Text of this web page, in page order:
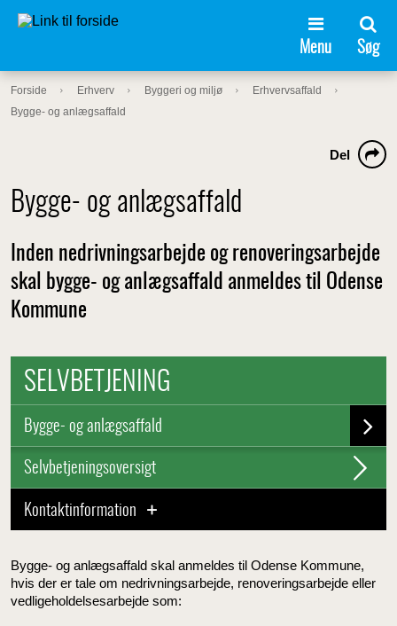
Menu Søg
Forside Erhverv Byggeri og miljø
Erhvervsaffald
Bygge- og anlægsaffald
Bygge- og anlægsaffald
Del
Inden nedrivningsarbejde og renoveringsarbejde
skal bygge- og anlægsaffald anmeldes til Odense
Kommune
SELVBETJENING
Bygge- og anlægsaffald
Selvbetjeningsoversigt
Kontaktinformation
Bygge- og anlægsaffald skal anmeldes til Odense Kommune,
hvis der er tale om nedrivningsarbejde, renoveringsarbejde eller
vedligeholdelsesarbejde som: